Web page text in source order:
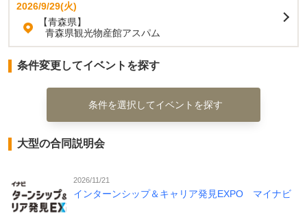
2026/9/29(火)
【青森県】
青森県観光物産館アスパム
条件変更してイベントを探す
条件を選択してイベントを探す
大型の合同説明会
2026/11/21
インターンシップ＆キャリア発見EXPO マイナビ